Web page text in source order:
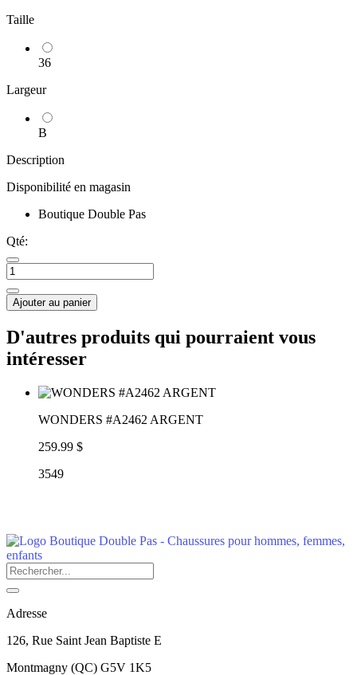
Taille
36
Largeur
B
Description
Disponibilité en magasin
Boutique Double Pas
Qté:
Ajouter au panier
D'autres produits qui pourraient vous
intéresser
WONDERS #A2462 ARGENT
259.99 $
3549
Adresse
126, Rue Saint Jean Baptiste E
Montmagny (QC) G5V 1K5